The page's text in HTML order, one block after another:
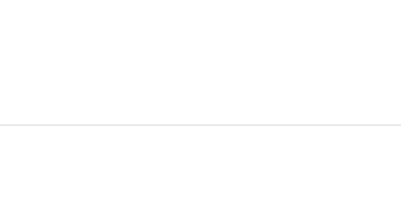
Ελληνικών Χορωδιών Βιωματική